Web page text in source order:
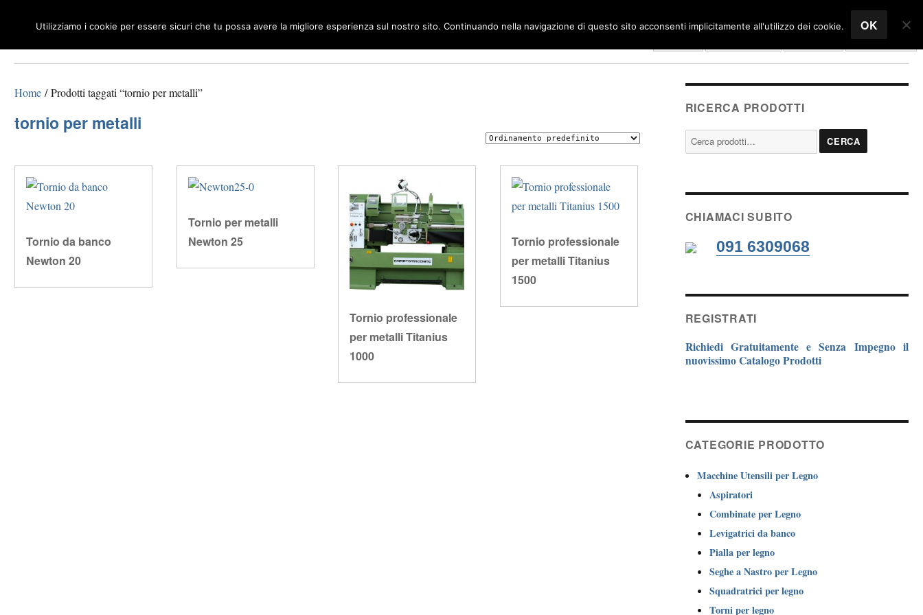
Tecnosuisse
Italiano
Home / Prodotti taggati “tornio per metalli”
tornio per metalli
Tornio da banco
Newton 20
Tornio per metalli
Newton 25
Tornio professionale
per metalli Titanius
1000
Tornio professionale
per metalli Titanius
1500
RICERCA PRODOTTI
Cerca: CERCA
CHIAMACI SUBITO
091 6309068
REGISTRATI
Richiedi Gratuitamente e Senza Impegno il
nuovissimo Catalogo Prodotti
CATEGORIE PRODOTTO
Macchine Utensili per Legno
Aspiratori
Combinate per Legno
Levigatrici da banco
Pialla per legno
Seghe a Nastro per Legno
Squadratrici per legno
Torni per legno
Utilizziamo i cookie per essere sicuri che tu possa avere la migliore esperienza sul nostro sito. Continuando nella navigazione di questo sito acconsenti implicitamente all'utilizzo dei cookie. OK